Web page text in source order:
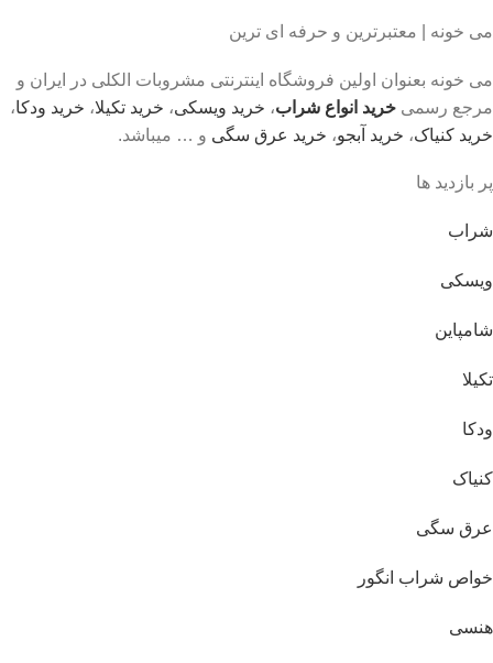
می خونه | معتبرترین و حرفه ای ترین
می خونه بعنوان اولین فروشگاه اینترنتی مشروبات الکلی در ایران و
مرجع رسمی خرید انواع شراب، خرید ویسکی، خرید تکیلا، خرید ودکا،
خرید کنیاک، خرید آبجو، خرید عرق سگی و … میباشد.
پر بازدید ها
شراب
ویسکی
شامپاین
تکیلا
ودکا
کنیاک
عرق سگی
خواص شراب انگور
هنسی